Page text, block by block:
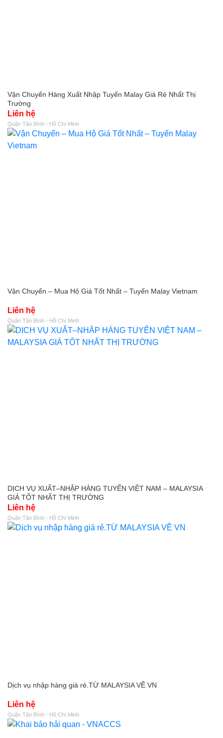
Vận Chuyến Hàng Xuất Nhập Tuyến Malay Giá Rẻ Nhất Thị
Trường
Liên hệ
Quận Tân Bình - Hồ Chí Minh
Vận Chuyển – Mua Hộ Giá Tốt Nhất – Tuyến Malay Vietnam
Liên hệ
Quận Tân Bình - Hồ Chí Minh
DỊCH VỤ XUẤT–NHẬP HÀNG TUYẾN VIỆT NAM – MALAYSIA
GIÁ TỐT NHẤT THỊ TRƯỜNG
Liên hệ
Quận Tân Bình - Hồ Chí Minh
Dịch vụ nhập hàng giá rẻ.TỪ MALAYSIA VỀ VN
Liên hệ
Quận Tân Bình - Hồ Chí Minh